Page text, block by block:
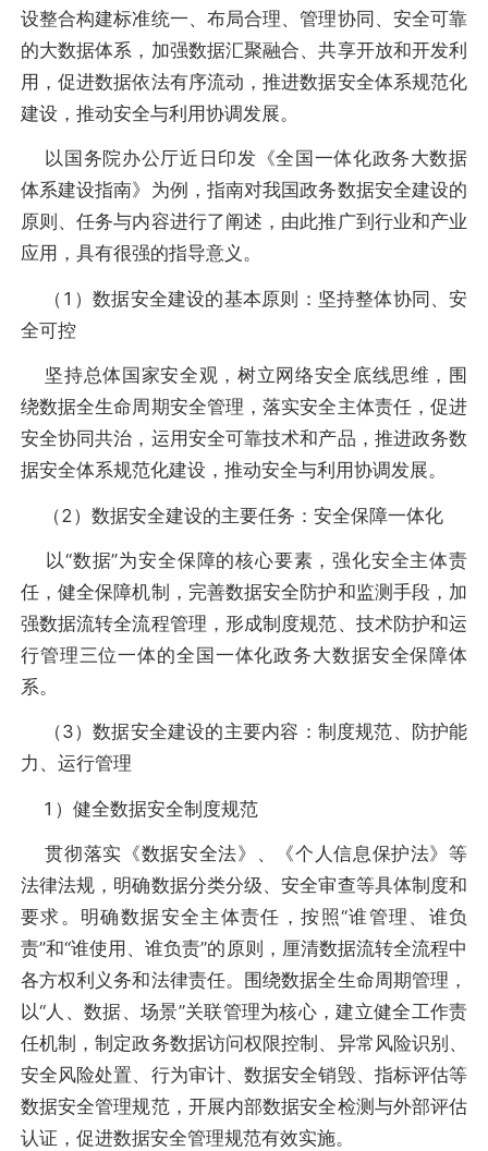
设整合构建标准统一、布局合理、管理协同、安全可靠
的大数据体系，加强数据汇聚融合、共享开放和开发利
用，促进数据依法有序流动，推进数据安全体系规范化
建设，推动安全与利用协调发展。
以国务院办公厅近日印发《全国一体化政务大数据
体系建设指南》为例，指南对我国政务数据安全建设的
原则、任务与内容进行了阐述，由此推广到行业和产业
应用，具有很强的指导意义。
（1）数据安全建设的基本原则：坚持整体协同、安
全可控
坚持总体国家安全观，树立网络安全底线思维，围
绕数据全生命周期安全管理，落实安全主体责任，促进
安全协同共治，运用安全可靠技术和产品，推进政务数
据安全体系规范化建设，推动安全与利用协调发展。
（2）数据安全建设的主要任务：安全保障一体化
以“数据”为安全保障的核心要素，强化安全主体责
任，健全保障机制，完善数据安全防护和监测手段，加
强数据流转全流程管理，形成制度规范、技术防护和运
行管理三位一体的全国一体化政务大数据安全保障体
系。
（3）数据安全建设的主要内容：制度规范、防护能
力、运行管理
1）健全数据安全制度规范
贯彻落实《数据安全法》、《个人信息保护法》等
法律法规，明确数据分类分级、安全审查等具体制度和
要求。明确数据安全主体责任，按照“谁管理、谁负
责”和“谁使用、谁负责”的原则，厘清数据流转全流程中
各方权利义务和法律责任。围绕数据全生命周期管理，
以“人、数据、场景”关联管理为核心，建立健全工作责
任机制，制定政务数据访问权限控制、异常风险识别、
安全风险处置、行为审计、数据安全销毁、指标评估等
数据安全管理规范，开展内部数据安全检测与外部评估
认证，促进数据安全管理规范有效实施。